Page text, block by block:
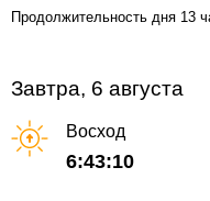
Продолжительность дня 13
Завтра, 6 августа
Восход
6:43:10